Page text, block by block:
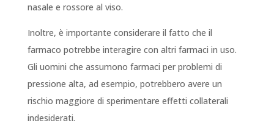
nasale e rossore al viso.
Inoltre, è importante considerare il fatto che il
farmaco potrebbe interagire con altri farmaci in uso.
Gli uomini che assumono farmaci per problemi di
pressione alta, ad esempio, potrebbero avere un
rischio maggiore di sperimentare effetti collaterali
indesiderati.